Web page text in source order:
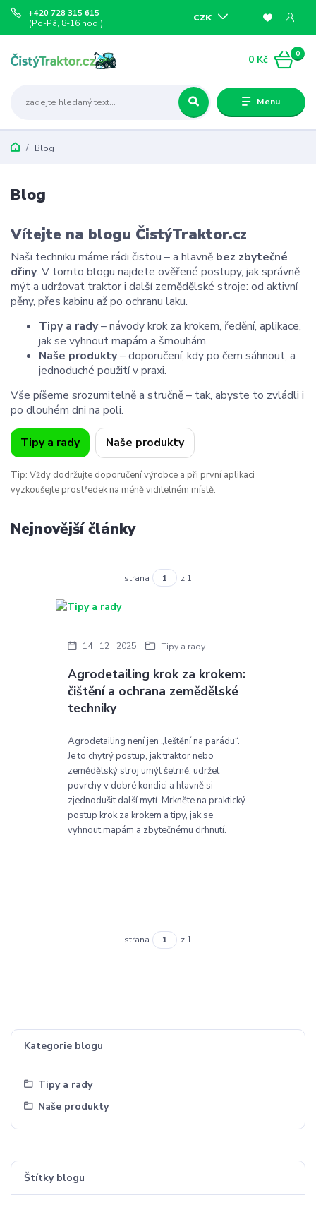
Menu
CZK
+420 728 315 615
(Po-Pá, 8-16 hod.)
0
0 Kč
Blog
Kategorie blogu
Tipy a rady
Naše produkty
Štítky blogu
Blog
Vítejte na blogu ČistýTraktor.cz
Naši techniku máme rádi čistou – a hlavně bez zbytečné
dřiny. V tomto blogu najdete ověřené postupy, jak správně
mýt a udržovat traktor i další zemědělské stroje: od aktivní
pěny, přes kabinu až po ochranu laku.
Tipy a rady– návody krok za krokem, ředění, aplikace,
jak se vyhnout mapám a šmouhám.
Naše produkty– doporučení, kdy po čem sáhnout, a
jednoduché použití v praxi.
Vše píšeme srozumitelně a stručně – tak, abyste to zvládli i
po dlouhém dni na poli.
Tipy a rady Naše produkty
Tip: Vždy dodržujte doporučení výrobce a při první aplikaci
vyzkoušejte prostředek na méně viditelném místě.
Nejnovější články
strana z 1
Agrodetailing krok za krokem:
čištění a ochrana zemědělské
techniky
14 12 2025 Tipy a rady
Agrodetailing není jen „leštění na parádu“.
Je to chytrý postup, jak traktor nebo
zemědělský stroj umýt šetrně, udržet
povrchy v dobré kondici a hlavně si
zjednodušit další mytí. Mrkněte na praktický
postup krok za krokem a tipy, jak se
vyhnout mapám a zbytečnému drhnutí.
strana z 1